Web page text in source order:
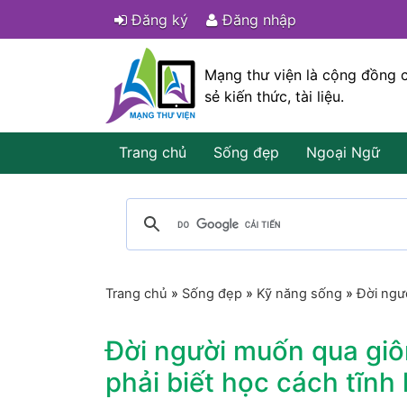
Đăng ký Đăng nhập
Mạng thư viện là cộng đồng
sẻ kiến thức, tài liệu.
Trang chủ Sống đẹp Ngoại Ngữ
Trang chủ » Sống đẹp » Kỹ năng sống »Đời
Đời người muốn qua
phải biết học cách tĩnh